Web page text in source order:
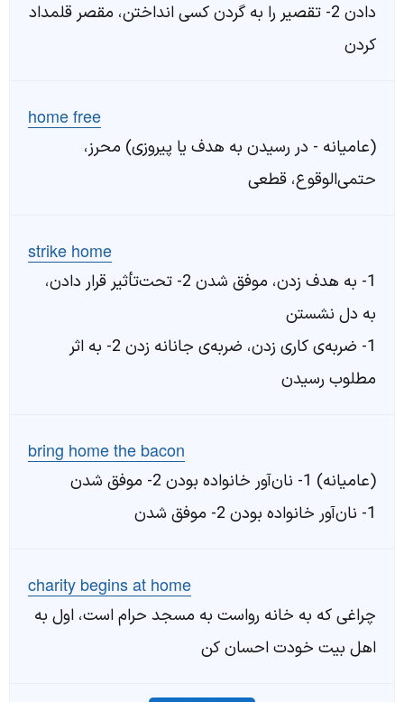
دادن 2- تقصیر را به گردن کسی انداختن، مقصر قلمداد
کردن
home free
(عامیانه - در رسیدن به هدف یا پیروزی) محرز،
حتمی‌الوقوع، قطعی
strike home
1- به هدف زدن، موفق شدن 2- تحت‌تأثیر قرار دادن،
به دل نشستن
1- ضربه‌ی کاری زدن، ضربه‌ی جانانه زدن 2- به اثر
مطلوب رسیدن
bring home the bacon
(عامیانه) 1- نان‌آور خانواده بودن 2- موفق شدن
1- نان‌آور خانواده بودن 2- موفق شدن
charity begins at home
چراغی که به خانه رواست به مسجد حرام است، اول به
اهل بیت خودت احسان کن